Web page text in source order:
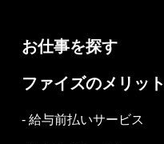
お仕事を探す
ファイズのメリット
- 給与前払いサービス